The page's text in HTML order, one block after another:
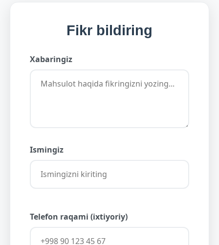
Fikr bildiring
Xabaringiz
Ismingiz
Telefon raqami (ixtiyoriy)